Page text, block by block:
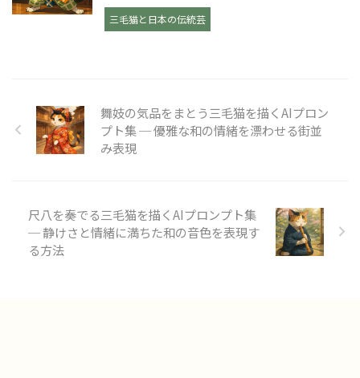
三毛猫と日本の伝統芸
舞妓の気品をまとう三毛猫を描くAIプロン
プト集 ─ 優雅な和の情緒を漂わせる街並
み表現
尺八を奏でる三毛猫を描くAIプロンプト集
─ 静けさと情緒に満ちた和の音色を表現す
る方法